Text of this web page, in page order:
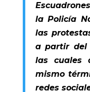
la Policía
las
a partir del
las cuales
mismo
redes